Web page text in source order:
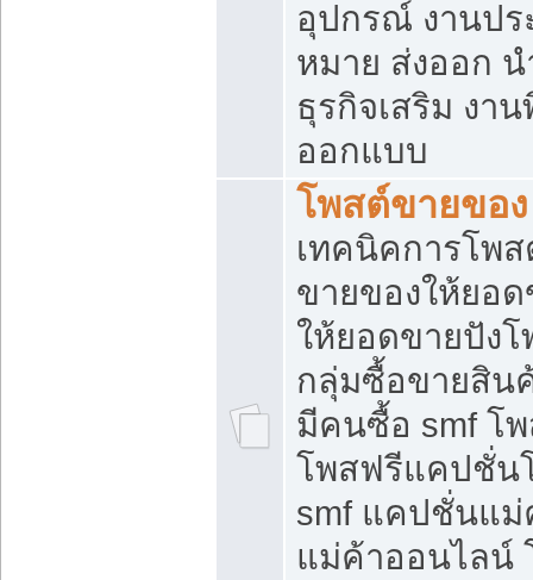
อุปกรณ์ งานป
หมาย ส่งออก น
ธุรกิจเสริม งา
ออกแบบ
โพสต์ขายของ
เทคนิคการโพ
ขายของให้ยอ
ให้ยอดขายปัง
กลุ่มซื้อขายสิน
มีคนซื้อ smf โ
โพสฟรีแคปชั่น
smf แคปชั่นแ
แม่ค้าออนไลน์